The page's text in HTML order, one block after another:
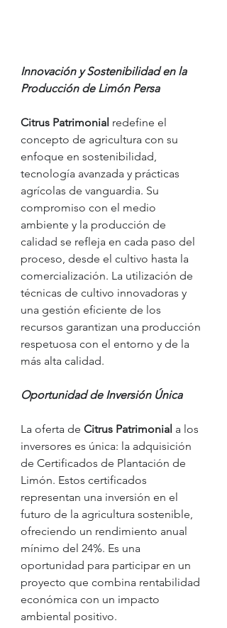
Innovación y Sostenibilidad en la
Producción de Limón Persa
Citrus Patrimonial redefine el
concepto de agricultura con su
enfoque en sostenibilidad,
tecnología avanzada y prácticas
agrícolas de vanguardia. Su
compromiso con el medio
ambiente y la producción de
calidad se refleja en cada paso del
proceso, desde el cultivo hasta la
comercialización. La utilización de
técnicas de cultivo innovadoras y
una gestión eficiente de los
recursos garantizan una producción
respetuosa con el entorno y de la
más alta calidad.
Oportunidad de Inversión Única
La oferta de Citrus Patrimonial a los
inversores es única: la adquisición
de Certificados de Plantación de
Limón. Estos certificados
representan una inversión en el
futuro de la agricultura sostenible,
ofreciendo un rendimiento anual
mínimo del 24%. Es una
oportunidad para participar en un
proyecto que combina rentabilidad
económica con un impacto
ambiental positivo.